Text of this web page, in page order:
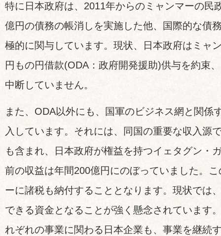
特に日本政府は、2011年からのミャンマーの民
億円の債務の帳消しを実施した他、国際的な債
極的に関与しています。現状、日本政府はミャ
円もの円借款(ODA：政府開発援助)供与を約束
中断していません。
また、ODA以外にも、国軍のビジネス網と関係
入しています。それには、同国の重要な収入源
も含まれ、日本政府が権益を持つイェタグン・
前の収益は年間200億円にのぼっていました。
ーに諸税も納付することとなります。現状では
できる資金となることが強く懸念されています
れぞれの事業に関わる日本企業も、事業を継続